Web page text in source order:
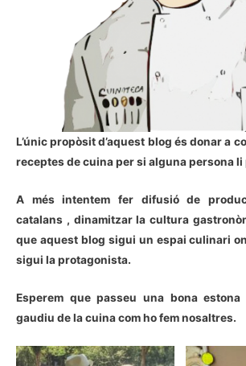
L’únic propòsit d’aquest blog és donar a
receptes de cuina per si alguna persona li
A més intentem fer difusió de
catalans , dinamitzar la cultura
que aquest blog sigui un espai culinari
sigui la protagonista.
Esperem que passeu una bona
gaudiu de la cuina com ho fem nosaltres.